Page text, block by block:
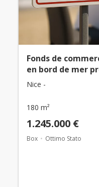
Fonds de
en bord de mer
Nice -
180 m²
1.245.000 €
Box Ottimo Stato